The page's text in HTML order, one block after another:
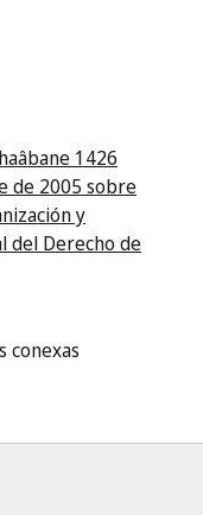
1426
de 2005 sobre
y
del Derecho de
conexas